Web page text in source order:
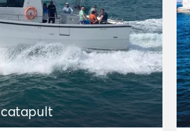
catamaran catapult